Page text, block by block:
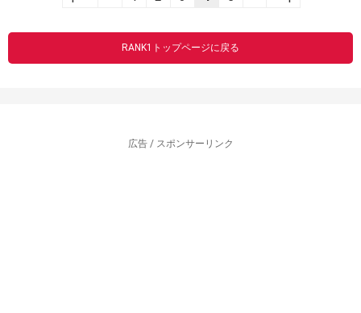
RANK1トップページに戻る
広告 / スポンサーリンク